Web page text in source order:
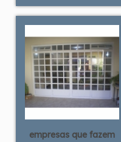
empresas que fazem